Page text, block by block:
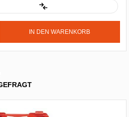
IN DEN WARENKORB